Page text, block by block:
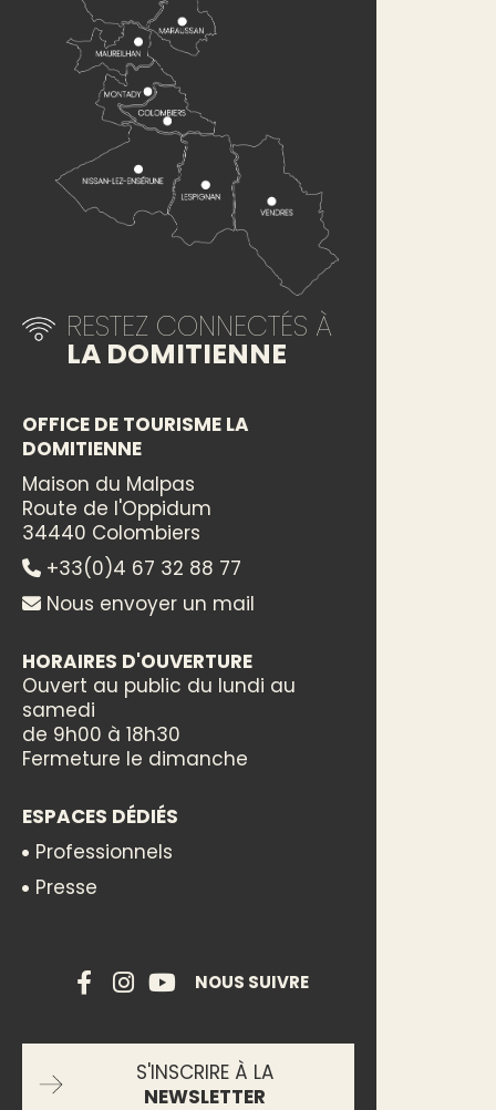
RESTEZ CONNECTÉS À
LA DOMITIENNE
OFFICE DE TOURISME LA
DOMITIENNE
Maison du Malpas
Route de l'Oppidum
34440 Colombiers
+33(0)4 67 32 88 77
Nous envoyer un mail
HORAIRES D'OUVERTURE
Ouvert au public du lundi au
samedi
de 9h00 à 18h30
Fermeture le dimanche
ESPACES DÉDIÉS
Professionnels
Presse
NOUS SUIVRE
S'INSCRIRE À LA
NEWSLETTER